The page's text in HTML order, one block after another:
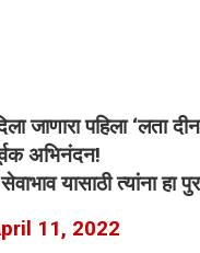
जाणारा पहिला ‘लता
अभिनंदन!
यासाठी त्यांना हा
11, 2022